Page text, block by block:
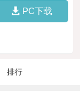
PC下载
排行